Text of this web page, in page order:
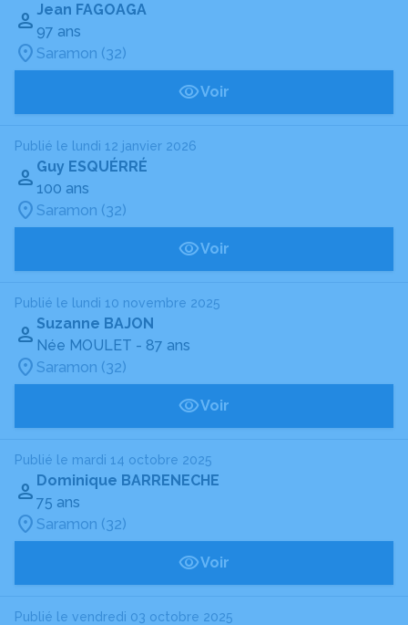
Jean FAGOAGA
97 ans
Saramon (32)
Voir
Publié le lundi 12 janvier 2026
Guy ESQUÉRRÉ
100 ans
Saramon (32)
Voir
Publié le lundi 10 novembre 2025
Suzanne BAJON
Née MOULET - 87 ans
Saramon (32)
Voir
Publié le mardi 14 octobre 2025
Dominique BARRENECHE
75 ans
Saramon (32)
Voir
Publié le vendredi 03 octobre 2025